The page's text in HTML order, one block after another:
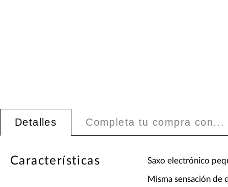
Detalles Completa tu compra con...
Características Saxo electrónico
Misma sensación de